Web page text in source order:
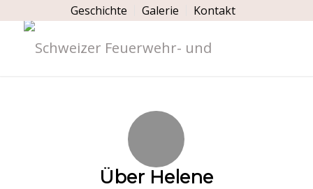
Geschichte Galerie Kontakt
Über Helene